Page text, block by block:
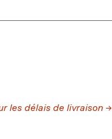
les délais de livraison →